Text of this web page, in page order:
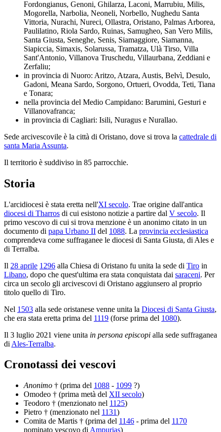
Fordongianus, Genoni, Ghilarza, Laconi, Marrubiu, Milis,
Mogorella, Narbolia, Neoneli, Norbello, Nughedu Santa
Vittoria, Nurachi, Nureci, Ollastra, Oristano, Palmas Arborea,
Paulilatino, Riola Sardo, Ruinas, Samugheo, San Vero Milis,
Santa Giusta, Seneghe, Senis, Siamaggiore, Siamanna,
Siapiccia, Simaxis, Solarussa, Tramatza, Ulà Tirso, Villa
Sant'Antonio, Villanova Truschedu, Villaurbana, Zeddiani e
Zerfaliu;
in provincia di Nuoro: Aritzo, Atzara, Austis, Belvì, Desulo,
Gadoni, Meana Sardo, Sorgono, Ortueri, Ovodda, Teti, Tiana
e Tonara;
nella provincia del Medio Campidano: Barumini, Gesturi e
Villanovafranca;
in provincia di Cagliari: Isili, Nuragus e Nurallao.
Sede arcivescovile è la città di Oristano, dove si trova la cattedrale di
santa Maria Assunta.
Il territorio è suddiviso in 85 parrocchie.
Storia
L'arcidiocesi è stata eretta nell'XI secolo. Trae origine dall'antica
diocesi di Tharros di cui esistono notizie a partire dal V secolo. Il
primo vescovo di cui si trova menzione è un anonimo citato in un
documento di papa Urbano II del 1088. La provincia ecclesiastica
comprendeva come suffraganee le diocesi di Santa Giusta, di Ales e
di Terralba.
Il 28 aprile 1296 alla Chiesa di Oristano fu unita la sede di Tiro in
Libano, dopo che quest'ultima era stata conquistata dai saraceni. Per
circa un secolo gli arcivescovi di Oristano aggiunsero al proprio
titolo quello di Tiro.
Nel 1503 alla sede oristanese venne unita la Diocesi di Santa Giusta,
che era stata eretta prima del 1119 (forse prima del 1080).
Il 3 luglio 2021 viene unita in persona episcopi alla sede suffraganea
di Ales-Terralba.
Cronotassi dei vescovi
Anonimo † (prima del 1088 - 1099 ?)
Omodeo † (prima metà del XII secolo)
Teodoro † (menzionato nel 1125)
Pietro † (menzionato nel 1131)
Comita de Martis † (prima del 1146 - prima del 1170
nominato vescovo di Ampurias)